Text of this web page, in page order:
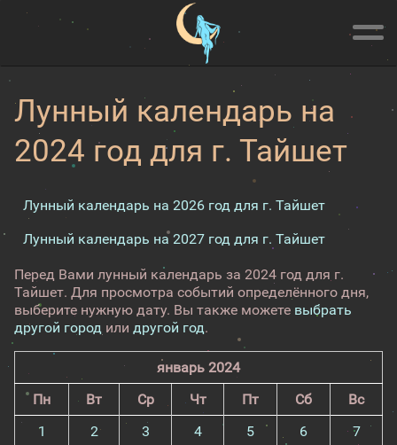
Лунный календарь на
2024 год для г. Тайшет
Лунный календарь на 2026 год для г. Тайшет
Лунный календарь на 2027 год для г. Тайшет
Перед Вами лунный календарь за 2024 год для г.
Тайшет. Для просмотра событий определённого дня,
выберите нужную дату. Вы также можете выбрать
другой город или другой год.
январь 2024
Пн
Вт Ср Чт Пт Сб
Вс
1
2 3 4 5 6
7